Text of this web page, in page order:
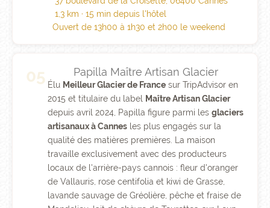
1,3 km · 15 min depuis l'hôtel
Ouvert de 13h00 à 1h30 et 2h00 le weekend
05 Papilla Maître Artisan Glacier
Élu Meilleur Glacier de France sur TripAdvisor en
2015 et titulaire du label Maître Artisan Glacier
depuis avril 2024, Papilla figure parmi les glaciers
artisanaux à Cannes les plus engagés sur la
qualité des matières premières. La maison
travaille exclusivement avec des producteurs
locaux de l'arrière-pays cannois : fleur d'oranger
de Vallauris, rose centifolia et kiwi de Grasse,
lavande sauvage de Gréolière, pêche et fraise de